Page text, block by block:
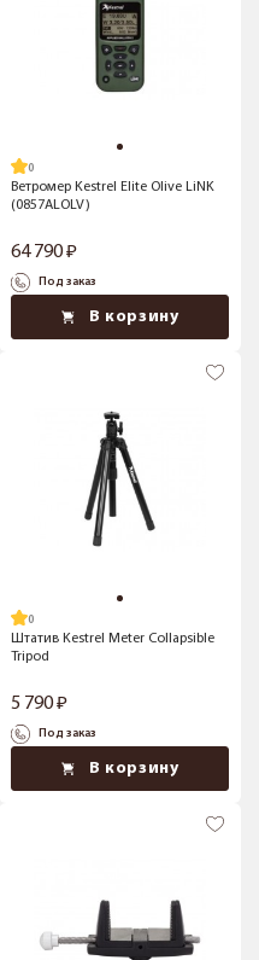
Ветромер Kestrel Elite Olive LiNK
(0857ALOLV)
64 790
Под заказ
В корзину
Штатив Kestrel Meter Collapsible
Tripod
5 790
Под заказ
В корзину